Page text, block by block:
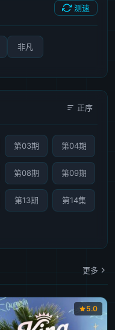
测速
非凡
正序
第03期 第04期
第08期 第09期
第13期 第14集
更多
5.0